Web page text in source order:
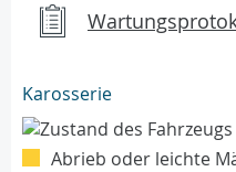
Karosserie
Abrieb oder leichte